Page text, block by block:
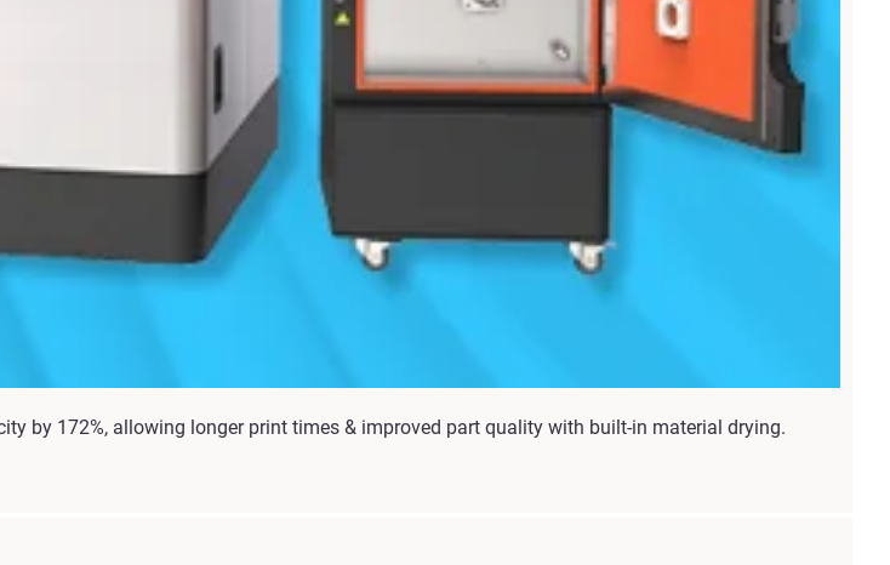
by 172%, allowing longer print times & improved part quality with built-in material drying.